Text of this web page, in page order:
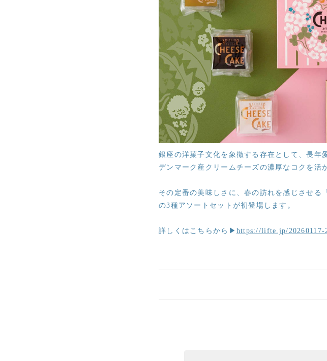
銀座の洋菓子文化を象徴する存在として、長年
デンマーク産クリームチーズの濃厚なコクを活
その定番の美味しさに、春の訪れを感じさせる
の3種アソートセットが初登場します。
詳しくはこちらから▶ https://lifte.jp/20260117-